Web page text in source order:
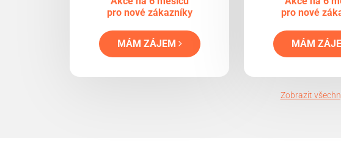
pro nové zákazníky
MÁM ZÁJEM
pro nové
MÁM
Zobrazit